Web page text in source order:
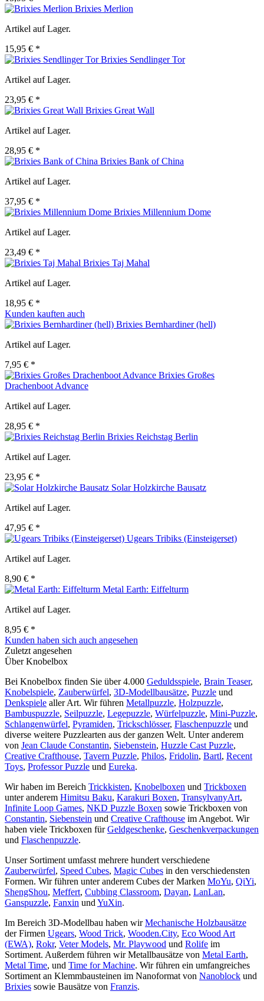
Brixies Merlion
Artikel auf Lager.
15,95 € *
Brixies Sendlinger Tor
Artikel auf Lager.
23,95 € *
Brixies Great Wall
Artikel auf Lager.
28,95 € *
Brixies Bank of China
Artikel auf Lager.
37,95 € *
Brixies Millennium Dome
Artikel auf Lager.
23,49 € *
Brixies Taj Mahal
Artikel auf Lager.
18,95 € *
Kunden kauften auch
Brixies Bernhardiner (hell)
Artikel auf Lager.
7,95 € *
Brixies Großes
Drachenboot Advance
Artikel auf Lager.
28,95 € *
Brixies Reichstag Berlin
Artikel auf Lager.
23,95 € *
Solar Holzkirche Bausatz
Artikel auf Lager.
47,95 € *
Ugears Tribiks (Einsteigerset)
Artikel auf Lager.
8,90 € *
Metal Earth: Eiffelturm
Artikel auf Lager.
8,95 € *
Kunden haben sich auch angesehen
Zuletzt angesehen
Über Knobelbox
Bei Knobelbox finden Sie über 4.000 Geduldsspiele, Brain Teaser,
Knobelspiele, Zauberwürfel, 3D-Modellbausätze, Puzzle und
Denkspiele aller Art. Wir führen Metallpuzzle, Holzpuzzle,
Bambuspuzzle, Seilpuzzle, Legepuzzle, Würfelpuzzle, Mini-Puzzle,
Schlangenwürfel, Pyramiden, Trickschlösser, Flaschenpuzzle und
diverse weitere Puzzlearten aus der ganzen Welt. Unter anderem
von Jean Claude Constantin, Siebenstein, Huzzle Cast Puzzle,
Creative Crafthouse, Tavern Puzzle, Philos, Fridolin, Bartl, Recent
Toys, Professor Puzzle und Eureka.
Wir haben im Bereich Trickkisten, Knobelboxen und Trickboxen
unter anderem Himitsu Baku, Karakuri Boxen, TransylvanyArt,
Infinite Loop Games, NKD Puzzle Boxen sowie Trickboxen von
Constantin, Siebenstein und Creative Crafthouse im Angebot. Wir
haben viele Trickboxen fürGeldgeschenke, Geschenkverpackungen
und Flaschenpuzzle.
Unser Sortiment umfasst mehrere hundert verschiedene
Zauberwürfel, Speed Cubes, Magic Cubes in den verschiedensten
Formen. Wir führen unter anderem Cubes der Marken MoYu, QiYi,
ShengShou, Meffert, Cubbing Classroom, Dayan, LanLan,
Ganspuzzle, Fanxin und YuXin.
Im Bereich 3D-Modellbau haben wirMechanische Holzbausätze
der Firmen Ugears, Wood Trick, Wooden.City, Eco Wood Art
(EWA), Rokr, Veter Models, Mr. Playwood und Rolife im
Sortiment. Außerdem führen wir Metallbausätze von Metal Earth,
Metal Time, und Time for Machine. Wir führen ein umfangreiches
Sortiment an Klemmbausteinen im Nanoformat von Nanoblock und
Brixies sowie Bausätze von Franzis.